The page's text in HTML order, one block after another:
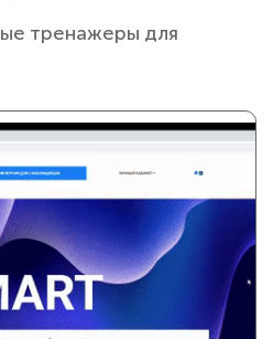
тренажеры для